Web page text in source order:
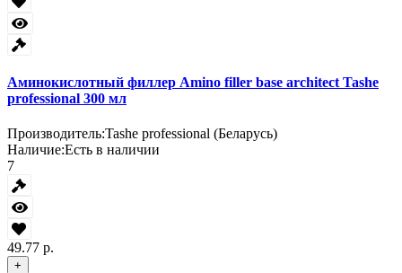
Аминокислотный филлер Amino filler base architect Tashe
professional 300 мл
Производитель:Tashe professional (Беларусь)
Наличие:Есть в наличии
7
49.77 р.
+